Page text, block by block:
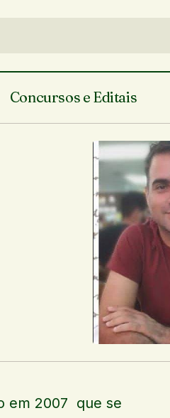
Concursos e Editais
cultural com o piagüi
em 2007 que se